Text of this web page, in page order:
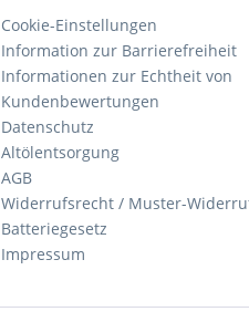
Cookie-Einstellungen
Information zur Barrierefreiheit
Informationen zur Echtheit von
Kundenbewertungen
Datenschutz
Altölentsorgung
AGB
Widerrufsrecht / Muster-
Batteriegesetz
Impressum